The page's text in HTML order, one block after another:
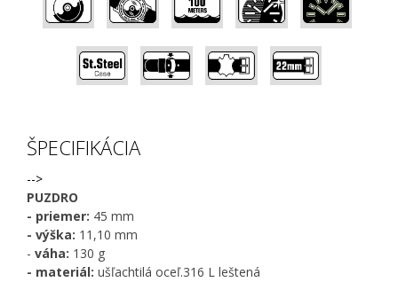
ŠPECIFIKÁCIA
-->
PUZDRO
- priemer: 45 mm
- výška: 11,10 mm
- váha: 130 g
- materiál: ušľachtilá oceľ.316 L leštená